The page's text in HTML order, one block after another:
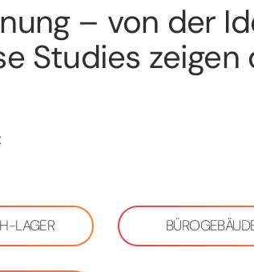
– von der
Studies zeigen
LAGER